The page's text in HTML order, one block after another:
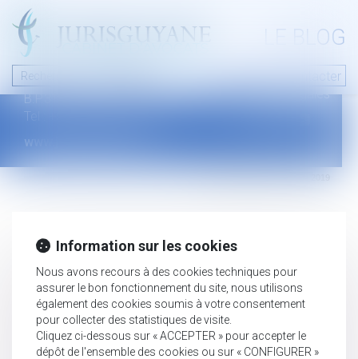
LE BLOG
Nous contacter
46 avenue de la liberté
B.P.315 - 97327 Cayenne Cedex
Tel : +594 594 29 45 35
www.jurisguyane.com
Mentions légales
Information sur les cookies
Nous avons recours à des cookies techniques pour
assurer le bon fonctionnement du site, nous utilisons
également des cookies soumis à votre consentement
pour collecter des statistiques de visite.
Cliquez ci-dessous sur « ACCEPTER » pour accepter le
dépôt de l'ensemble des cookies ou sur « CONFIGURER »